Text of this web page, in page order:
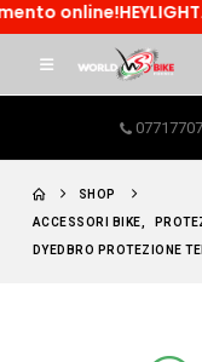
SHOP
ACCESSORI BIKE
DYEDBRO PROTEZIONE